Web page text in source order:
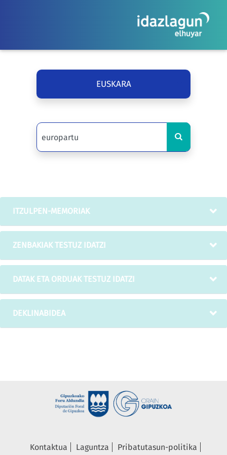
EUSKARA
ITZULPEN-MEMORIAK
ZENBAKIAK TESTUZ IDATZI
DATAK ETA ORDUAK TESTUZ IDATZI
DEKLINABIDEA
Kontaktua Laguntza
Pribatutasun-politika